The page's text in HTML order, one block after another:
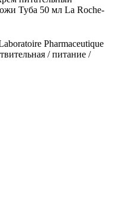
Туба 50 мл La Roche-
Pharmaceutique
/ питание /